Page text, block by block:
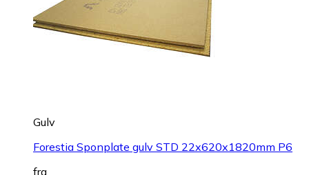
Gulv
Forestia Sponplate gulv STD 22x620x1820mm P6
fra